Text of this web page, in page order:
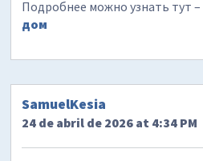
Подробнее можно узнать тут –
дом
SamuelKesia
24 de abril de 2026 at 4:34 PM